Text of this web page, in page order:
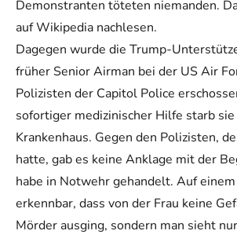
Demonstranten töteten niemanden.
auf Wikipedia nachlesen.
Dagegen wurde die Trump-
früher Senior Airman bei der US Air
Polizisten der Capitol Police
sofortiger medizinischer Hilfe starb
Krankenhaus. Gegen den Polizisten,
hatte, gab es keine Anklage mit der
habe in Notwehr gehandelt. Auf
erkennbar, dass von der Frau keine
Mörder ausging, sondern man sieht